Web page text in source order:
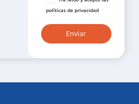
políticas de privacidad